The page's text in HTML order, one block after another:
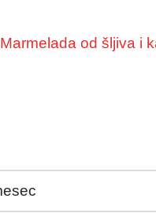
Marmelada od šljiva i